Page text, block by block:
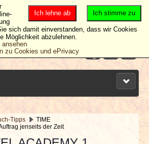
Tipps
TIME
jenseits der Zeit
Ich stimme zu
Ich lehne ab
sich damit einverstanden, dass wir Cookies
Möglichkeit abzulehnen.
ansehen
zu Cookies und ePrivacy